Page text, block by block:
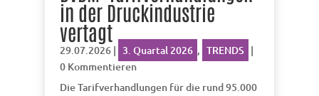
in der Druckindustrie
vertagt
29.07.2026| 3. Quartal 2026 , TRENDS |
0 Kommentieren
Die Tarifverhandlungen für die rund 95.000